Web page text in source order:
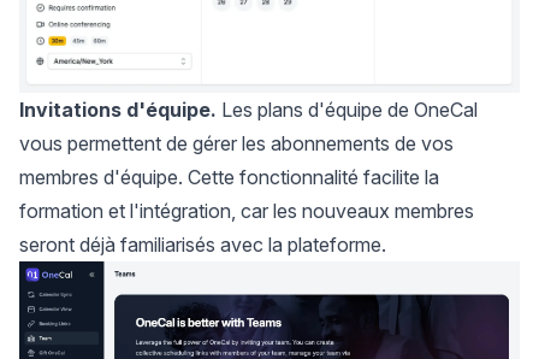
Invitations d'équipe. Les plans d'équipe de OneCal
vous permettent de gérer les abonnements de vos
membres d'équipe. Cette fonctionnalité facilite la
formation et l'intégration, car les nouveaux membres
seront déjà familiarisés avec la plateforme.